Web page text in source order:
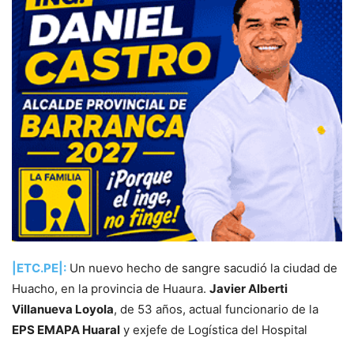
|ETC.PE|: Un nuevo hecho de sangre sacudió la ciudad de
Huacho, en la provincia de Huaura. Javier Alberti
Villanueva Loyola, de 53 años, actual funcionario de la
EPS EMAPA Huaral y exjefe de Logística del Hospital